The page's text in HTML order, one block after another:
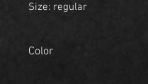
Size: regular
Color